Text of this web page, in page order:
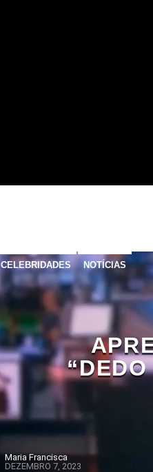
CELEBRIDADES NOTÍCIAS
Maria Francisca
DEZEMBRO 7, 2023